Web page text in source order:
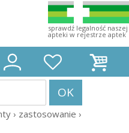
sprawdź legalność naszej
apteki w rejestrze aptek
OK
› zastosowanie ›